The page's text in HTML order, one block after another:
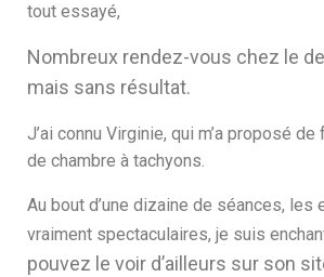
tout essayé,
Nombreux rendez-vous chez le
mais sans résultat.
J’ai connu Virginie, qui m’a proposé
de chambre à tachyons.
Au bout d’une dizaine de séances,
vraiment spectaculaires, je suis
pouvez le voir d’ailleurs sur son